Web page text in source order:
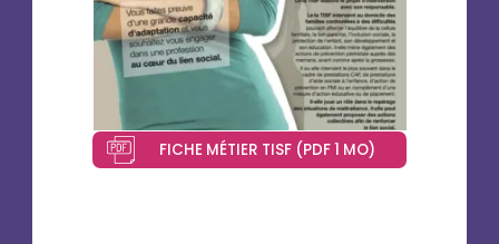
FICHE MÉTIER TISF (PDF 1 MO)